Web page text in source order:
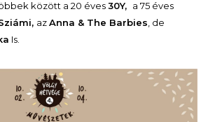
között a 20 éves30Y, a 75 éves
azAnna & The Barbies , de
Is.